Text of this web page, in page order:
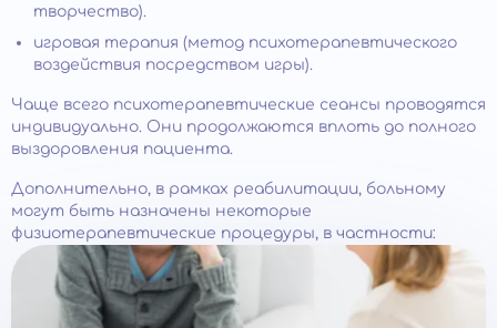
творчество).
игровая терапия (метод психотерапевтического
воздействия посредством игры).
Чаще всего психотерапевтические сеансы проводятся
индивидуально. Они продолжаются вплоть до полного
выздоровления пациента.
Дополнительно, в рамках реабилитации, больному
могут быть назначены некоторые
физиотерапевтические процедуры, в частности: